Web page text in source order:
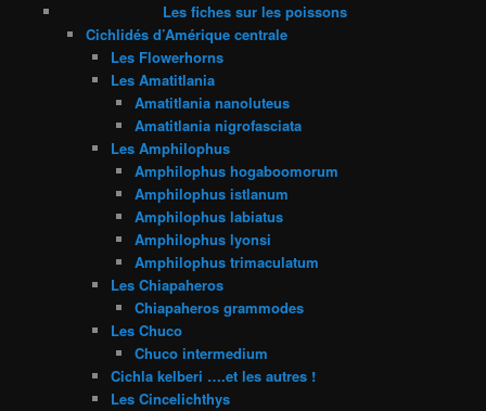
Les fiches sur les poissons
Cichlidés d’Amérique centrale
Les Flowerhorns
Les Amatitlania
Amatitlania nanoluteus
Amatitlania nigrofasciata
Les Amphilophus
Amphilophus hogaboomorum
Amphilophus istlanum
Amphilophus labiatus
Amphilophus lyonsi
Amphilophus trimaculatum
Les Chiapaheros
Chiapaheros grammodes
Les Chuco
Chuco intermedium
Cichla kelberi ….et les autres !
Les Cincelichthys